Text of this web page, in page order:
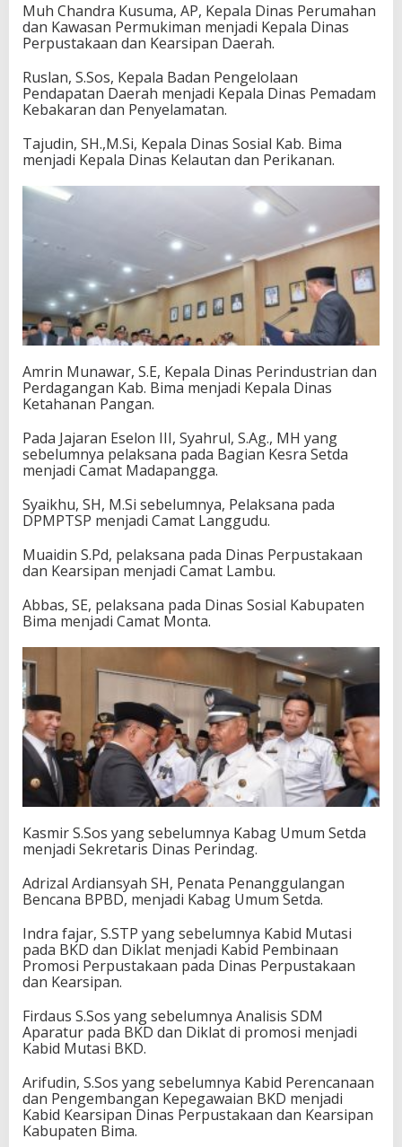
Muh Chandra Kusuma, AP, Kepala Dinas Perumahan
dan Kawasan Permukiman menjadi Kepala Dinas
Perpustakaan dan Kearsipan Daerah.
Ruslan, S.Sos, Kepala Badan Pengelolaan
Pendapatan Daerah menjadi Kepala Dinas Pemadam
Kebakaran dan Penyelamatan.
Tajudin, SH.,M.Si, Kepala Dinas Sosial Kab. Bima
menjadi Kepala Dinas Kelautan dan Perikanan.
Amrin Munawar, S.E, Kepala Dinas Perindustrian dan
Perdagangan Kab. Bima menjadi Kepala Dinas
Ketahanan Pangan.
Pada Jajaran Eselon III, Syahrul, S.Ag., MH yang
sebelumnya pelaksana pada Bagian Kesra Setda
menjadi Camat Madapangga.
Syaikhu, SH, M.Si sebelumnya, Pelaksana pada
DPMPTSP menjadi Camat Langgudu.
Muaidin S.Pd, pelaksana pada Dinas Perpustakaan
dan Kearsipan menjadi Camat Lambu.
Abbas, SE, pelaksana pada Dinas Sosial Kabupaten
Bima menjadi Camat Monta.
Kasmir S.Sos yang sebelumnya Kabag Umum Setda
menjadi Sekretaris Dinas Perindag.
Adrizal Ardiansyah SH, Penata Penanggulangan
Bencana BPBD, menjadi Kabag Umum Setda.
Indra fajar, S.STP yang sebelumnya Kabid Mutasi
pada BKD dan Diklat menjadi Kabid Pembinaan
Promosi Perpustakaan pada Dinas Perpustakaan
dan Kearsipan.
Firdaus S.Sos yang sebelumnya Analisis SDM
Aparatur pada BKD dan Diklat di promosi menjadi
Kabid Mutasi BKD.
Arifudin, S.Sos yang sebelumnya Kabid Perencanaan
dan Pengembangan Kepegawaian BKD menjadi
Kabid Kearsipan Dinas Perpustakaan dan Kearsipan
Kabupaten Bima.